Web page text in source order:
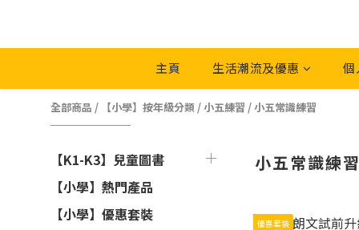
主頁 生活潮流及優惠 個
全部商品 / 【小學】按年級分類 / 小五練習 / 小五常識練習
【K1-K3】兒童圖書
【小學】熱門產品
【小學】優惠套裝
小五常識練習
優惠套裝